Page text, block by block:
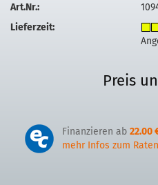
Art.Nr.:
Lieferzeit:
Preis
Finanzieren ab 22.00
mehr Infos zum